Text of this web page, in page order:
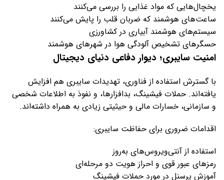
یخچال‌هایی که مواد غذایی را بررسی می‌کنند
ساعت‌های هوشمند که ضربان قلب را پایش می‌کنند
سیستم‌های هوشمند آبیاری در کشاورزی
حسگرهای تشخیص آلودگی هوا در شهرهای هوشمند
امنیت سایبری؛ دیوار دفاعی دنیای دیجیتال
با گسترش استفاده از فناوری، تهدیدات سایبری هم افزایش
یافته‌اند. حملات فیشینگ، بدافزارها، و نفوذ به اطلاعات شخصی
و سازمانی، خسارات مالی و حیثیتی زیادی به همراه داشته‌اند.
اقدامات ضروری برای حفاظت سایبری:
استفاده از آنتی‌ویروس‌های به‌روز
رمزهای عبور قوی و احراز هویت دو مرحله‌ای
آموزش پرسنل در مورد حملات فیشینگ